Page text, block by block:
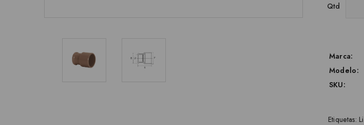
Qtd
Marca:
Modelo:
SKU:
Etiquetas: